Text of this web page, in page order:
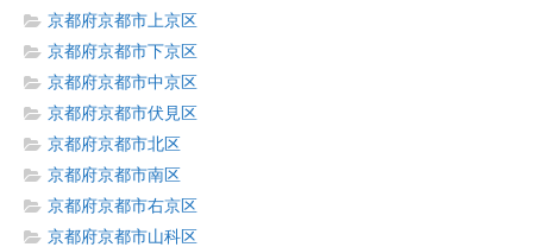
京都府京都市上京区
京都府京都市下京区
京都府京都市中京区
京都府京都市伏見区
京都府京都市北区
京都府京都市南区
京都府京都市右京区
京都府京都市山科区